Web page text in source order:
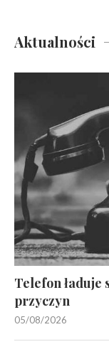
Aktualności
Telefon ładuje
przyczyn
05/08/2026